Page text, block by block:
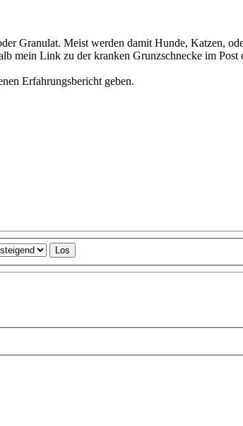
Granulat. Meist werden damit Hunde, Katzen,
mein Link zu der kranken Grunzschnecke im Post
Erfahrungsbericht geben.